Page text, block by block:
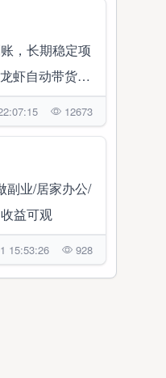
，长期稳定项
虾自动带货管
12673
副业/居家办公/
益可观
15:53:26 928